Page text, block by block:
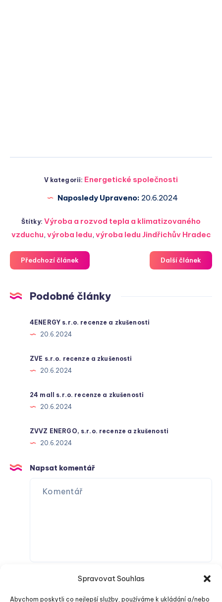
Spravovat Souhlas
Abychom poskytli co nejlepší služby, používáme k ukládání a/nebo
V kategorii: Energetické společnosti
Naposledy Upraveno: 20.6.2024
Štítky:Výroba a rozvod tepla a klimatizovaného
vzduchu, výroba ledu, výroba ledu Jindřichův Hradec
Předchozí článek Další článek
Podobné články
4ENERGY s.r.o. recenze a zkušenosti
20.6.2024
ZVE s.r.o. recenze a zkušenosti
20.6.2024
24 mall s.r.o. recenze a zkušenosti
20.6.2024
ZVVZ ENERGO, s.r.o. recenze a zkušenosti
20.6.2024
Napsat komentář